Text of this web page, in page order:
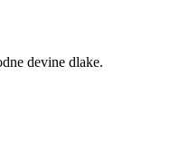
devine dlake.